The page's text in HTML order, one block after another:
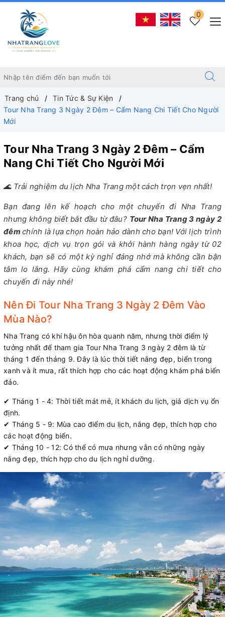
0
Trang chủ
Tin Tức & Sự Kiện
Tour Nha Trang 3 Ngày 2 Đêm – Cẩm Nang Chi Tiết Cho Người
Mới
Tour Nha Trang 3 Ngày 2 Đêm – Cẩm
Nang Chi Tiết Cho Người Mới
🌊 Trải nghiệm du lịch Nha Trang một cách trọn vẹn nhất!
Bạn đang lên kế hoạch cho một chuyến đi Nha Trang
nhưng không biết bắt đầu từ đâu? Tour Nha Trang 3 ngày 2
đêmchính là lựa chọn hoàn hảo dành cho bạn! Với lịch trình
khoa học, dịch vụ trọn gói và khởi hành hàng ngày từ 02
khách, bạn sẽ có một kỳ nghỉ đáng nhớ mà không cần bận
tâm lo lắng. Hãy cùng khám phá cẩm nang chi tiết cho
chuyến đi này nhé!
Nên Đi Tour Nha Trang 3 Ngày 2 Đêm Vào
Mùa Nào?
Nha Trang có khí hậu ôn hòa quanh năm, nhưng thời điểm lý
tưởng nhất để tham gia Tour Nha Trang 3 ngày 2 đêm là từ
tháng 1 đến tháng 9. Đây là lúc thời tiết nắng đẹp, biển trong
xanh và ít mưa, rất thích hợp cho các hoạt động khám phá biển
đảo.
✔ Tháng 1 - 4: Thời tiết mát mẻ, ít khách du lịch, giá dịch vụ ổn
định.
✔ Tháng 5 - 9: Mùa cao điểm du lịch, nắng đẹp, thích hợp cho
các hoạt động biển.
✔ Tháng 10 - 12: Có thể có mưa nhưng vẫn có những ngày
nắng đẹp, thích hợp cho du lịch nghỉ dưỡng.